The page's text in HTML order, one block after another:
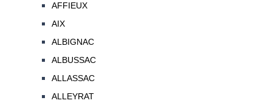
AFFIEUX
AIX
ALBIGNAC
ALBUSSAC
ALLASSAC
ALLEYRAT